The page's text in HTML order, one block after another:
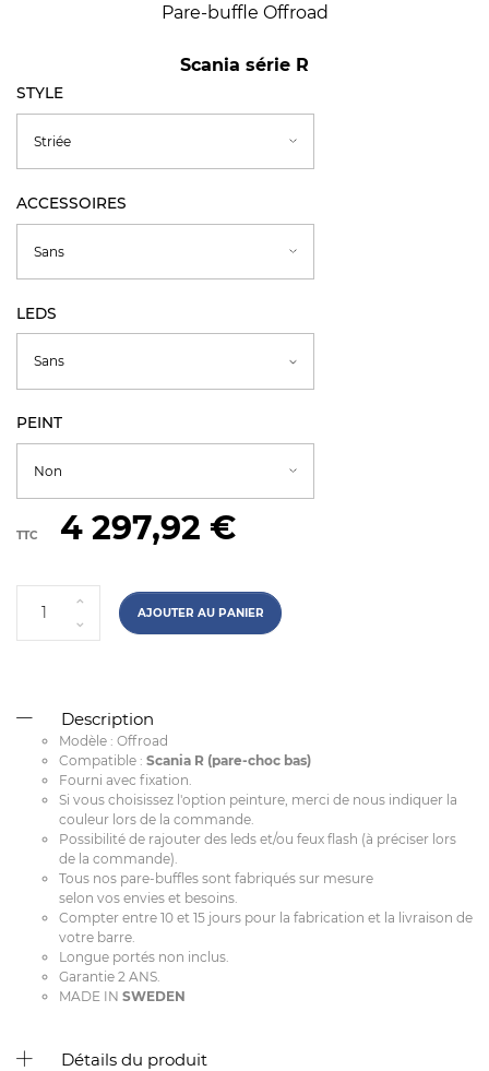
Pare-buffle Offroad
Scania série R
STYLE
ACCESSOIRES
LEDS
PEINT
4 297,92 €
TTC
AJOUTER AU PANIER
Description
Modèle : Offroad
Compatible : Scania R (pare-choc bas)
Fourni avec fixation.
Si vous choisissez l'option peinture, merci de nous indiquer la
couleur lors de la commande.
Possibilité de rajouter des leds et/ou feux flash (à préciser lors
de la commande).
Tous nos pare-buffles sont fabriqués sur mesure
selon vos envies et besoins.
Compter entre 10 et 15 jours pour la fabrication et la livraison de
votre barre.
Longue portés non inclus.
Garantie 2 ANS.
MADE IN SWEDEN
Détails du produit